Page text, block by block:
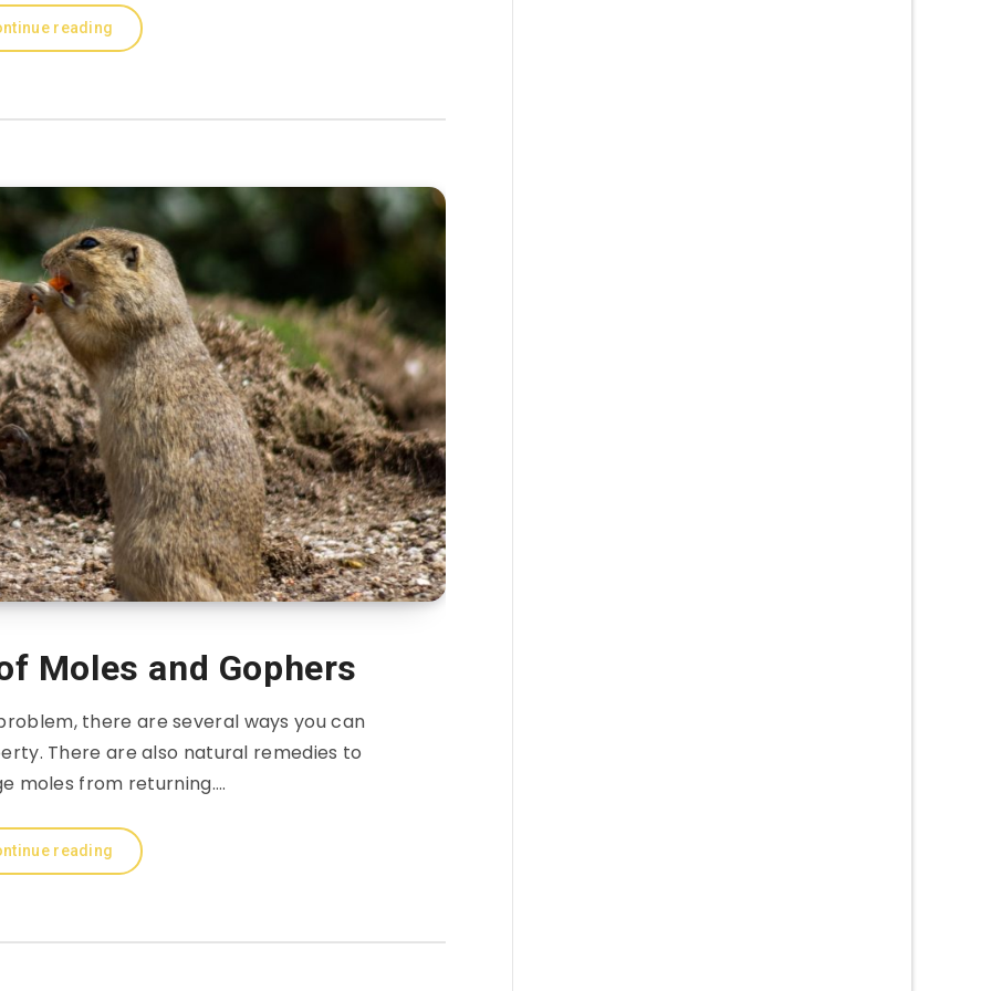
reading
Moles and Gophers
there are several ways you can
There are also natural remedies to
moles from returning….
reading